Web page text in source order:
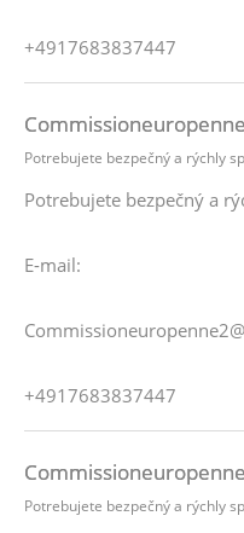
+4917683837447
Potrebujete bezpečný a rýchly
Potrebujete bezpečný a
E-mail:
+4917683837447
Potrebujete bezpečný a rýchly